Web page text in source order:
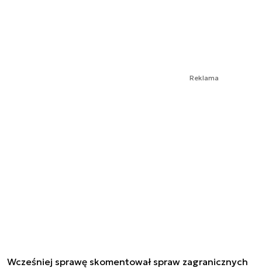
Reklama
Wcześniej sprawę skomentował spraw zagranicznych